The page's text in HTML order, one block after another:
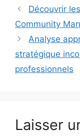
Découvrir
Community
Analyse
stratégique
professionnels
Laisser